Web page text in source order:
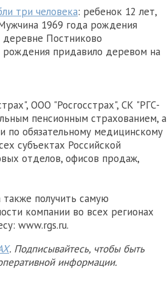
три человека: ребенок 12 лет,
1969 года рождения
деревне Постниково
рождения придавило деревом на
ООО "Росгосстрах", СК "РГС-
пенсионным страхованием, а
обязательному медицинскому
субъектах Российской
отделов, офисов продаж,
получить самую
компании во всех регионах
www.rgs.ru.
. Подписывайтесь, чтобы быть
информации.